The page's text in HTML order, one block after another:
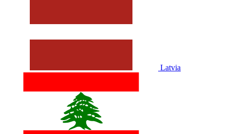
Latvia